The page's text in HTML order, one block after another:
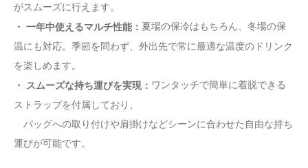
がスムーズに行えます。
・ 一年中使えるマルチ性能： 夏場の保冷はもちろん、冬場の保
温にも対応。季節を問わず、外出先で常に最適な温度のドリンク
を楽しめます。
・ スムーズな持ち運びを実現： ワンタッチで簡単に着脱できる
ストラップを付属しており、
バッグへの取り付けや肩掛けなどシーンに合わせた自由な持ち
運びが可能です。